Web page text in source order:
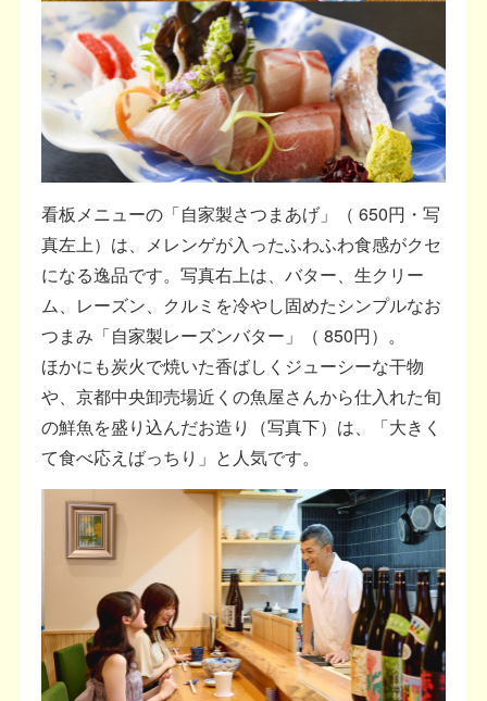
看板メニューの「自家製さつまあげ」（ 650円・写
真左上）は、メレンゲが入ったふわふわ食感がクセ
になる逸品です。写真右上は、バター、生クリー
ム、レーズン、クルミを冷やし固めたシンプルなお
つまみ「自家製レーズンバター」（ 850円）。
ほかにも炭火で焼いた香ばしくジューシーな干物
や、京都中央卸売場近くの魚屋さんから仕入れた旬
の鮮魚を盛り込んだお造り（写真下）は、「大きく
て食べ応えばっちり」と人気です。